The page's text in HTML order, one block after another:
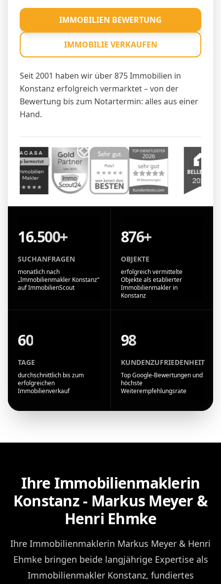
Seit 2001 haben wir über 875 Immobilien in
Konstanz erfolgreich vermarktet – von der
Bewertung bis zum Notartermin: alles aus einer
Hand.
IMMOBILIEN BEWERTUNG
IMMOBILIE VERKAUFEN
16.500+
SUCHANFRAGEN
monatlich nach
„Immobilienmakler Konstanz“
auf ImmobilienScout
876+
OBJEKTE
erfolgreich vermittelte
Objekte als etablierter
Immobilienmakler in
Konstanz
60
TAGE
durchschnittlich bis zum
erfolgreichen
Immobilienverkauf
98
KUNDENZUFRIEDENHEIT
Top Google-Bewertungen und
höchste
Weiterempfehlungsrate
Ihre Immobilienmaklerin
Konstanz - Markus Meyer &
Henri Ehmke
Ihre Immobilienmaklerin Markus Meyer & Henri
Ehmke bringen beide langjährige Expertise als
Immobilienmakler Konstanz, fundiertes